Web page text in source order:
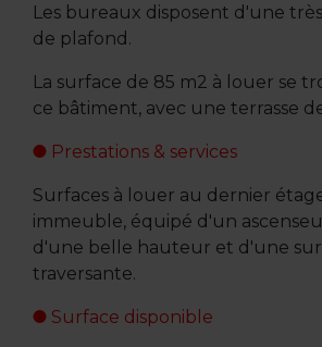
Les bureaux disposent d'une
de plafond.
La surface de 85 m2 à louer se
ce bâtiment, avec une terrasse
Prestations & services
Surfaces à louer au dernier
immeuble, équipé d'un
d'une belle hauteur et d'une
traversante.
Surface disponible